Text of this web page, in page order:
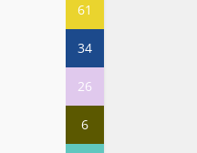
61
34
26
6